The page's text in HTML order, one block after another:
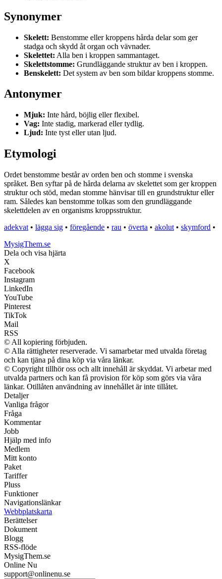
Synonymer
Skelett: Benstomme eller kroppens hårda delar som ger
stadga och skydd åt organ och vävnader.
Skelettet: Alla ben i kroppen sammantaget.
Skelettstomme: Grundläggande struktur av ben i kroppen.
Benskelett: Det system av ben som bildar kroppens stomme.
Antonymer
Mjuk: Inte hård, böjlig eller flexibel.
Vag: Inte stadig, markerad eller tydlig.
Ljud: Inte tyst eller utan ljud.
Etymologi
Ordet benstomme består av orden ben och stomme i svenska
språket. Ben syftar på de hårda delarna av skelettet som ger kroppen
struktur och stöd, medan stomme hänvisar till en grundstruktur eller
ram. Således kan benstomme tolkas som den grundläggande
skelettdelen av en organisms kroppsstruktur.
adekvat • lägga sig • föregående • rau • överta • akolut • skymford •
MysigThem.se
Dela och visa hjärta
X
Facebook
Instagram
LinkedIn
YouTube
Pinterest
TikTok
Mail
RSS
© All kopiering förbjuden.
© Alla rättigheter reserverade. Vi samarbetar med utvalda företag
och kan tjäna på dina köp via våra länkar.
© Copyright tillhör oss och allt innehåll är skyddat. Vi arbetar med
utvalda partners och kan få provision för köp som görs via våra
länkar. Otillåten användning av innehållet är inte tillåtet.
Detaljer
Vanliga frågor
Fråga
Kommentar
Jobb
Hjälp med info
Medlem
Mitt konto
Paket
Tariffer
Pluss
Funktioner
Navigationslänkar
Webbplatskarta
Berättelser
Dokument
Blogg
RSS-flöde
MysigThem.se
Online Nu
support@onlinenu.se